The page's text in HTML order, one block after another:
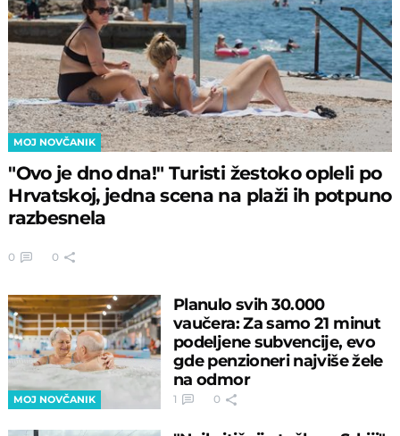
MOJ NOVČANIK
"Ovo je dno dna!" Turisti žestoko opleli po
Hrvatskoj, jedna scena na plaži ih potpuno
razbesnela
0 0
MOJ NOVČANIK
Planulo svih 30.000
vaučera: Za samo 21 minut
podeljene subvencije, evo
gde penzioneri najviše žele
na odmor
1 0